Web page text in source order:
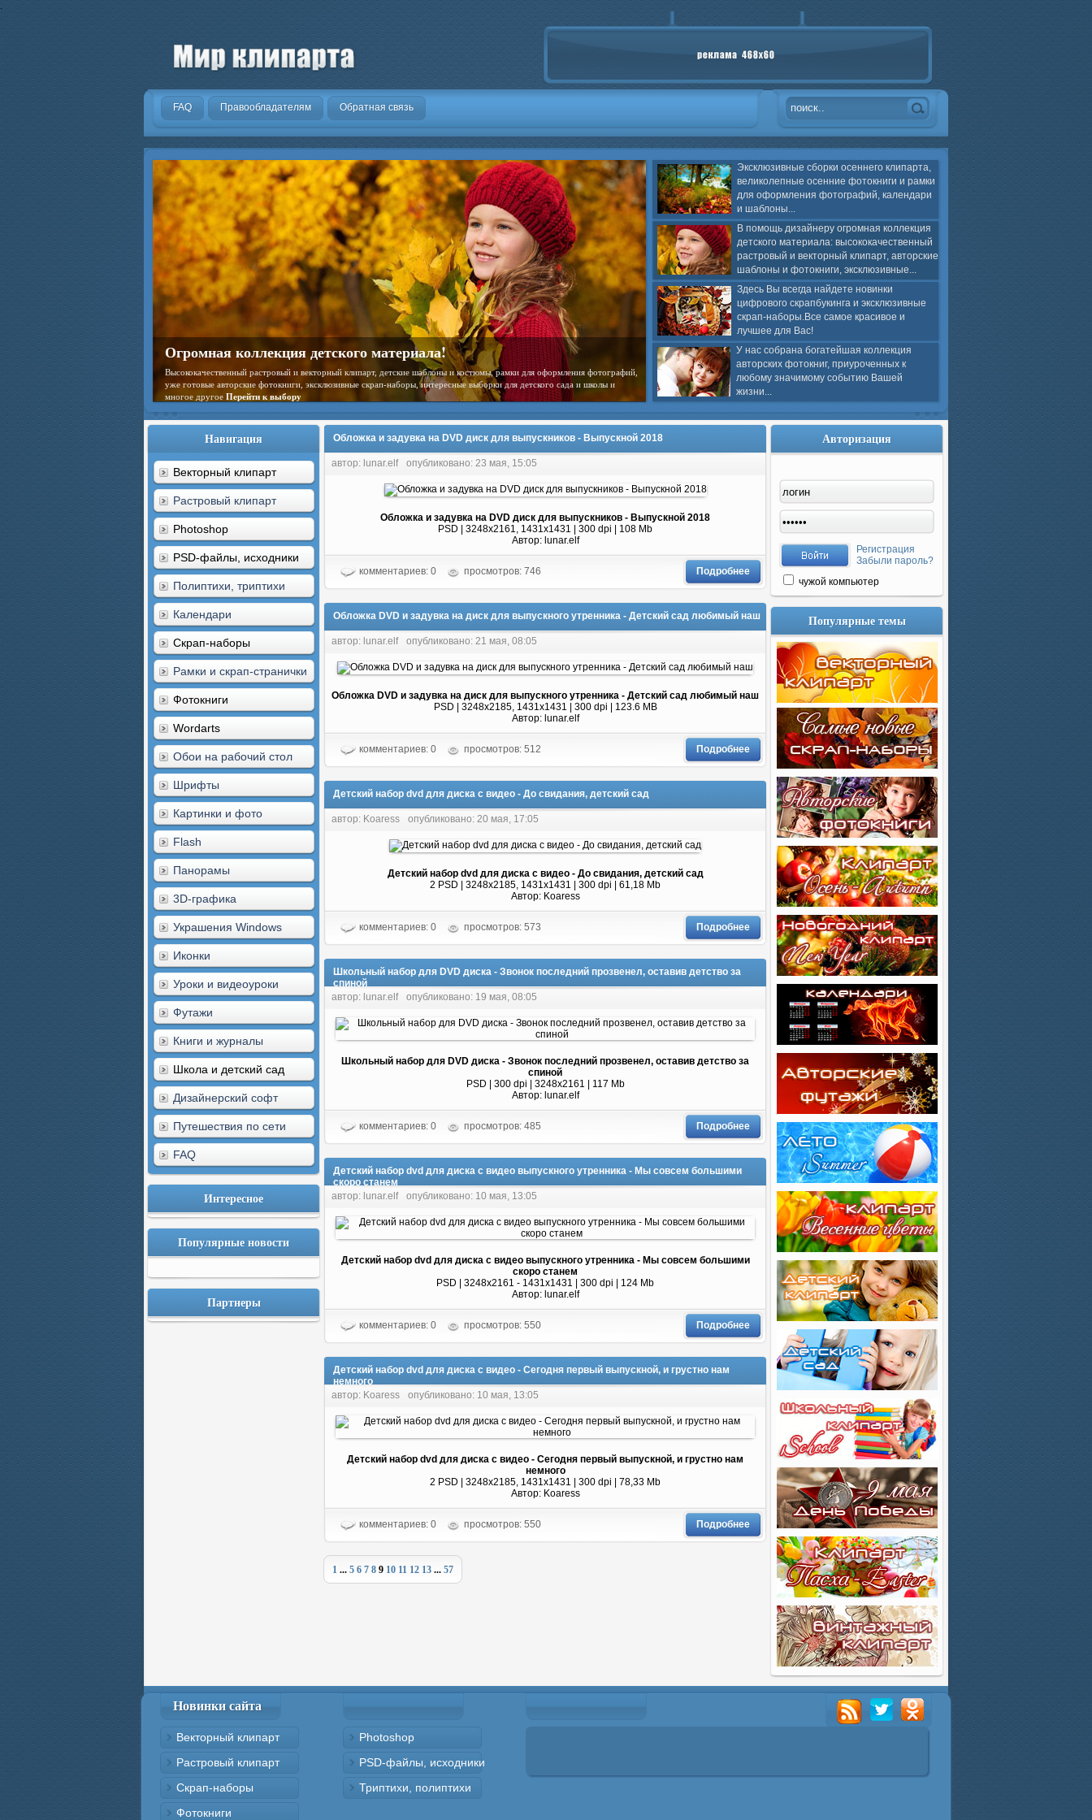
.
FAQ Правообладателям Обратная связь
Эксклюзивные сборки осеннего клипарта,
великолепные осенние фотокниги и рамки
для оформления фотографий, календари
и шаблоны...
В помощь дизайнеру огромная коллекция
детского материала: высококачественный
растровый и векторный клипарт, авторские
шаблоны и фотокниги, эксклюзивные...
Здесь Вы всегда найдете новинки
цифрового скрапбукинга и эксклюзивные
скрап-наборы.Все самое красивое и
лучшее для Вас!
У нас собрана богатейшая коллекция
авторских фотокниг, приуроченных к
любому значимому событию Вашей
жизни...
Огромная коллекция детского материала!
Высококачественный растровый и векторный клипарт, детские шаблоны и костюмы, рамки для оформления фотографий,
уже готовые авторские фотокниги, эксклюзивные скрап-наборы, интересные выборки для детского сада и школы и
многое другое Перейти к выбору
Навигация
Векторный клипарт
Растровый клипарт
Photoshop
PSD-файлы, исходники
Полиптихи, триптихи
Календари
Скрап-наборы
Рамки и скрап-странички
Фотокниги
Wordarts
Обои на рабочий стол
Шрифты
Картинки и фото
Flash
Панорамы
3D-графика
Украшения Windows
Иконки
Уроки и видеоуроки
Футажи
Книги и журналы
Школа и детский сад
Дизайнерский софт
Путешествия по сети
FAQ
Интересное
Популярные новости
Партнеры
Обложка и задувка на DVD диск для выпускников - Выпускной 2018
автор: lunar.elf опубликовано: 23 мая, 15:05
Обложка и задувка на DVD диск для выпускников - Выпускной 2018
PSD | 3248x2161, 1431x1431 | 300 dpi | 108 Mb
Автор: lunar.elf
комментариев: 0 просмотров: 746 Подробнее
Обложка DVD и задувка на диск для выпускного утренника - Детский сад любимый наш
автор: lunar.elf опубликовано: 21 мая, 08:05
Обложка DVD и задувка на диск для выпускного утренника - Детский сад любимый наш
PSD | 3248x2185, 1431x1431 | 300 dpi | 123.6 MB
Автор: lunar.elf
комментариев: 0 просмотров: 512 Подробнее
Детский набор dvd для диска с видео - До свидания, детский сад
автор: Koaress опубликовано: 20 мая, 17:05
Детский набор dvd для диска с видео - До свидания, детский сад
2 PSD | 3248x2185, 1431x1431 | 300 dpi | 61,18 Mb
Автор: Koaress
комментариев: 0 просмотров: 573 Подробнее
Школьный набор для DVD диска - Звонок последний прозвенел, оставив детство за
спиной
автор: lunar.elf
опубликовано: 19 мая, 08:05
Школьный набор для DVD диска - Звонок последний прозвенел, оставив детство за
спиной
PSD | 300 dpi | 3248x2161 | 117 Mb
Автор: lunar.elf
комментариев: 0 просмотров: 485 Подробнее
Детский набор dvd для диска с видео выпускного утренника - Мы совсем большими
скоро станем
автор: lunar.elf
опубликовано: 10 мая, 13:05
Детский набор dvd для диска с видео выпускного утренника - Мы совсем большими
скоро станем
PSD | 3248x2161 - 1431x1431 | 300 dpi | 124 Мb
Автор: lunar.elf
комментариев: 0 просмотров: 550 Подробнее
Детский набор dvd для диска с видео - Сегодня первый выпускной, и грустно нам
немного
автор: Koaress
опубликовано: 10 мая, 13:05
Детский набор dvd для диска с видео - Сегодня первый выпускной, и грустно нам
немного
2 PSD | 3248x2185, 1431x1431 | 300 dpi | 78,33 Mb
Автор: Koaress
комментариев: 0 просмотров: 550 Подробнее
1 ... 5 6 7 8 9 10 11 12 13 ... 57
Авторизация
Регистрация
Забыли пароль?
чужой компьютер
Популярные темы
Новинки сайта
Векторный клипарт
Растровый клипарт
Скрап-наборы
Фотокниги
Photoshop
PSD-файлы, исходники
Триптихи, полиптихи